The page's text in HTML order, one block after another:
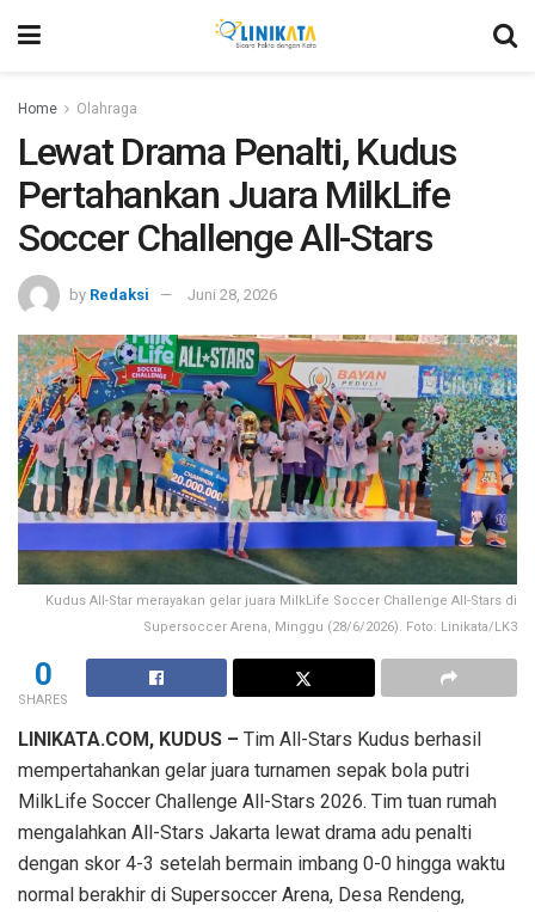
Home Olahraga
Lewat Drama Penalti, Kudus
Pertahankan Juara MilkLife
Soccer Challenge All-Stars
by Redaksi Juni 28, 2026
Kudus All-Star merayakan gelar juara MilkLife Soccer Challenge All-Stars di
Supersoccer Arena, Minggu (28/6/2026). Foto: Linikata/LK3
0
SHARES
LINIKATA.COM, KUDUS – Tim All-Stars Kudus berhasil
mempertahankan gelar juara turnamen sepak bola putri
MilkLife Soccer Challenge All-Stars 2026. Tim tuan rumah
mengalahkan All-Stars Jakarta lewat drama adu penalti
dengan skor 4-3 setelah bermain imbang 0-0 hingga waktu
normal berakhir di Supersoccer Arena, Desa Rendeng,